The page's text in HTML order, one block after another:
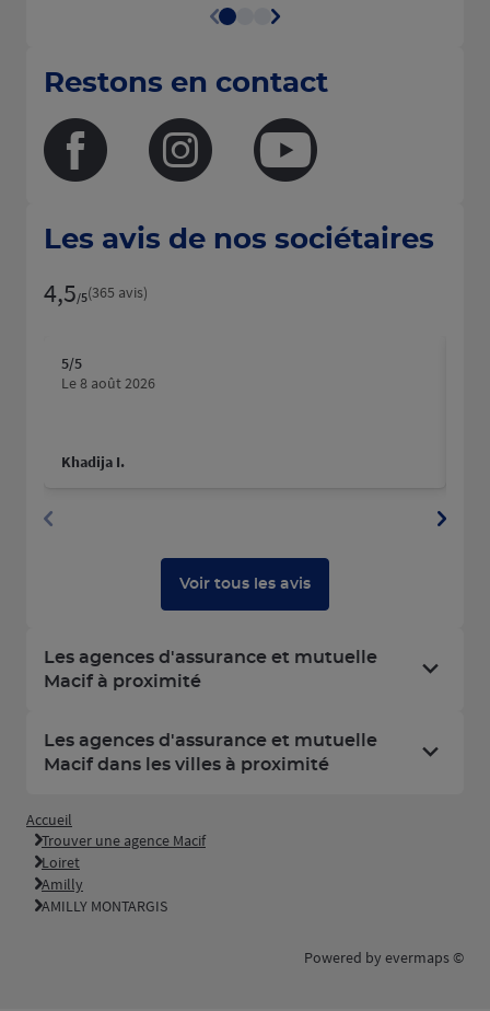
Restons en contact
Facebook Instagram Youtube
Les avis de nos sociétaires
4,5/5Note de 4.5 sur 5
(365 avis)
5/5
Le 8 août 2026
Khadija I.
Voir tous les avis
Les agences d'assurance et mutuelle
Macif à proximité
Les agences d'assurance et mutuelle
Macif dans les villes à proximité
Accueil
Trouver une agence Macif
Loiret
Amilly
AMILLY MONTARGIS
Powered by evermaps ©